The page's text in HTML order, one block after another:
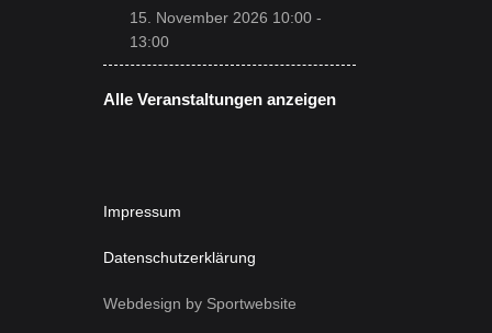
15. November 2026 10:00 -
13:00
Alle Veranstaltungen anzeigen
Impressum
Datenschutzerklärung
Webdesign by Sportwebsite